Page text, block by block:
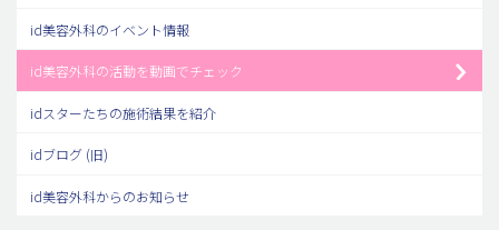
id美容外科のイベント情報
id美容外科の活動を動画でチェック
idスターたちの施術結果を紹介
idブログ (旧)
id美容外科からのお知らせ